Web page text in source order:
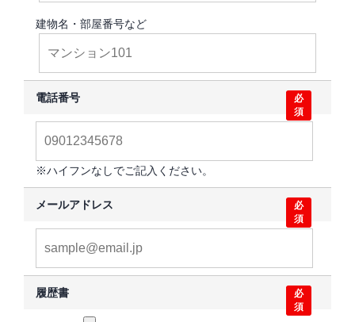
建物名・部屋番号など
電話番号
必
須
※ハイフンなしでご記入ください。
メールアドレス
必
須
履歴書
必
須